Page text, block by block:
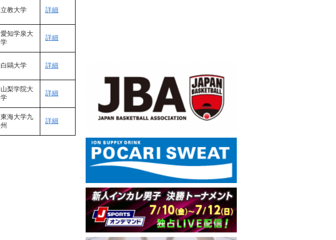
立教大学 詳細
愛知学泉大
学
詳細
白鷗大学 詳細
山梨学院大
学
詳細
東海大学九
州
詳細